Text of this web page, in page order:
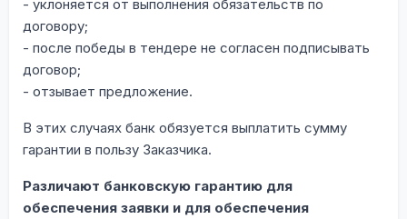
- уклоняется от выполнения обязательств по
договору;
- после победы в тендере не согласен подписывать
договор;
- отзывает предложение.
В этих случаях банк обязуется выплатить сумму
гарантии в пользу Заказчика.
Различают банковскую гарантию для
обеспечения заявки и для обеспечения